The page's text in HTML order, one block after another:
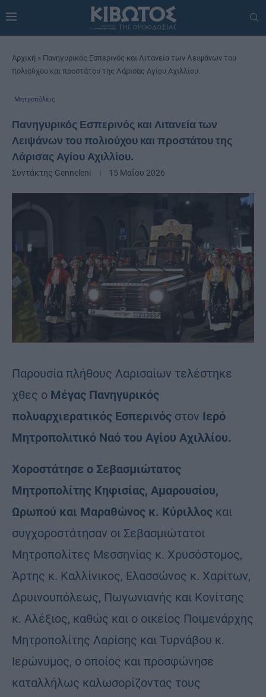
Αρχική » Πανηγυρικός Εσπερινός και Λιτανεία των Λειψάνων του
πολιούχου και προστάτου της Λάρισας Αγίου Αχιλλίου.
Μητροπόλεις
Πανηγυρικός Εσπερινός και Λιτανεία των
Λειψάνων του πολιούχου και προστάτου της
Λάρισας Αγίου Αχιλλίου.
Συντάκτης Genneleni 15 Μαΐου 2026
Παρουσία πλήθους Λαρισαίων τελέστηκε
χθες ο Μέγας Πανηγυρικός
πολυαρχιερατικός Εσπερινός στον Ιερό
Μητροπολιτικό Ναό του Αγίου Αχιλλίου.
Χοροστάτησε ο Σεβασμιώτατος
Μητροπολίτης Κηφισίας, Αμαρουσίου,
Ωρωπού και Μαραθώνος κ. Κύριλλος και
συγχοροστάτησαν οι Σεβασμιώτατοι
Μητροπολίτες Μεσσηνίας κ. Χρυσόστομος,
Άρτης κ. Καλλίνικος, Ελασσώνος κ. Χαρίτων,
Δρυινουπόλεως, Πωγωνιανής και Κονίτσης
κ. Αλέξιος, καθώς και ο οικείος Ποιμενάρχης
Μητροπολίτης Λαρίσης και Τυρνάβου κ.
Ιερώνυμος, ο οποίος και προσφώνησε
καταλλήλως καλωσορίζοντας τους